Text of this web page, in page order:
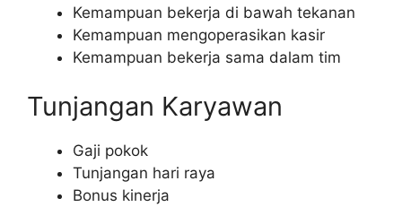
Kemampuan bekerja di bawah tekanan
Kemampuan mengoperasikan kasir
Kemampuan bekerja sama dalam tim
Tunjangan Karyawan
Gaji pokok
Tunjangan hari raya
Bonus kinerja